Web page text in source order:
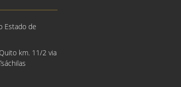
Estado de
km. 11/2 via